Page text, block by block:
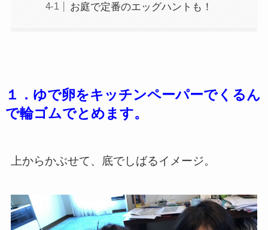
お庭で定番のエッグハントも！
１．ゆで卵をキッチンペーパーでくるん
で輪ゴムでとめます。
上からかぶせて、底でしばるイメージ。